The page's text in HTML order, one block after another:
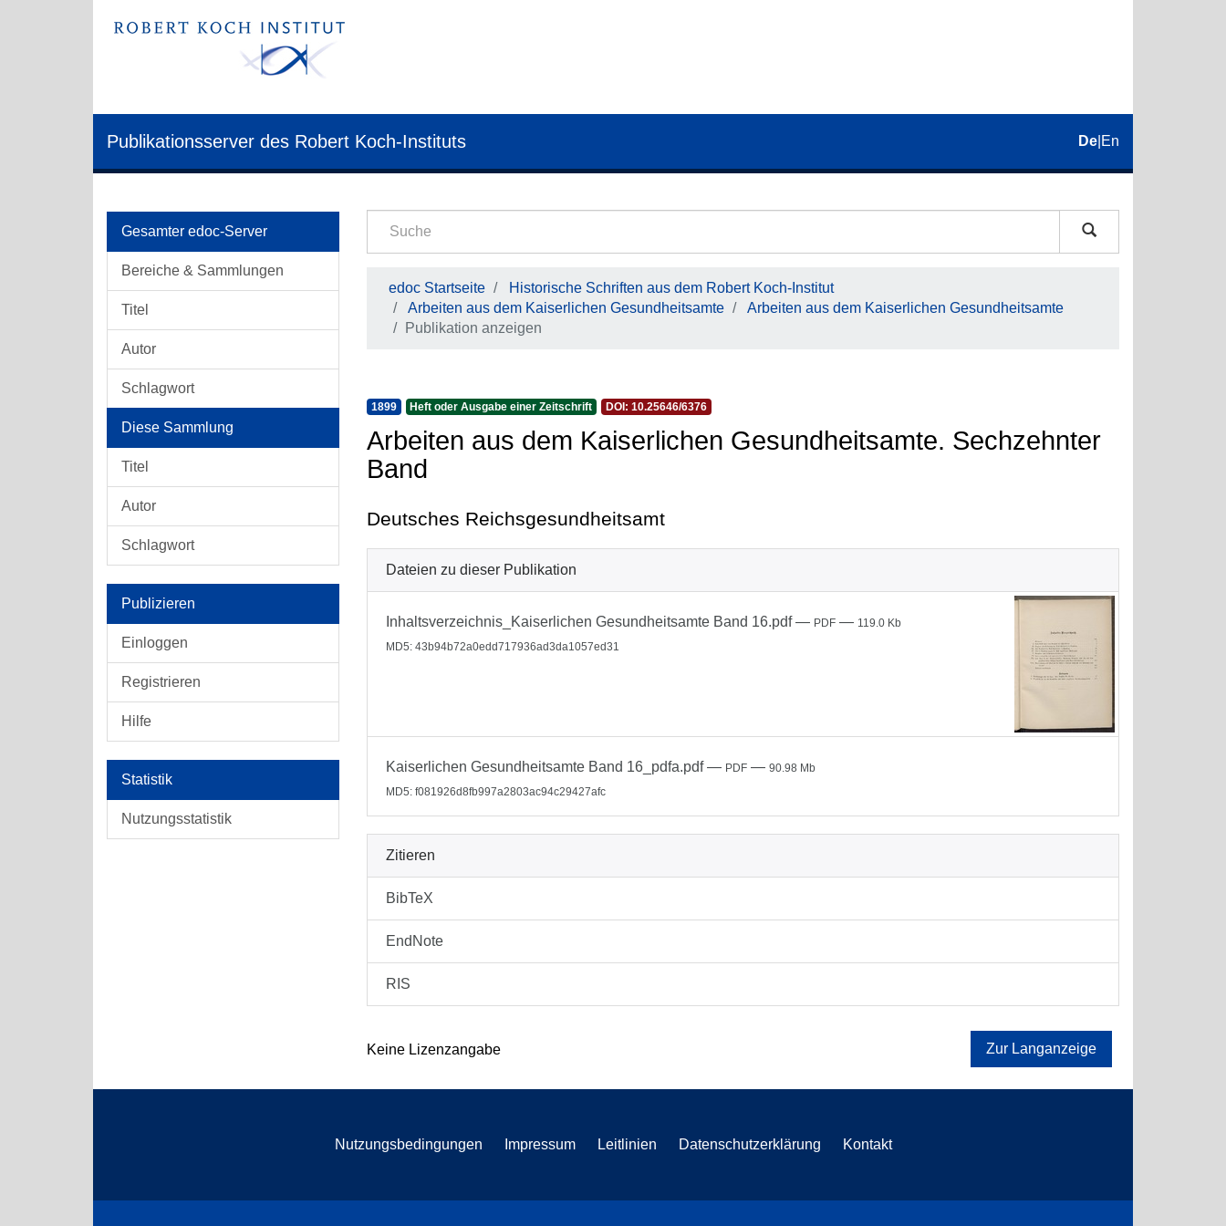
Publikationsserver des Robert Koch-Instituts De En
Gesamter edoc-Server
Bereiche & Sammlungen
Titel
Autor
Schlagwort
Diese Sammlung
Titel
Autor
Schlagwort
Publizieren
Einloggen
Registrieren
Hilfe
Statistik
Nutzungsstatistik
edoc Startseite
Historische Schriften aus dem Robert Koch-Institut
Arbeiten aus dem Kaiserlichen Gesundheitsamte
Arbeiten aus dem Kaiserlichen Gesundheitsamte
Publikation anzeigen
1899 Heft oder Ausgabe einer Zeitschrift DOI: 10.25646/6376
Arbeiten aus dem Kaiserlichen Gesundheitsamte. Sechzehnter
Band
Deutsches Reichsgesundheitsamt
Dateien zu dieser Publikation
Inhaltsverzeichnis_Kaiserlichen Gesundheitsamte Band 16.pdf— PDF — 119.0 Kb
MD5: 43b94b72a0edd717936ad3da1057ed31
Kaiserlichen Gesundheitsamte Band 16_pdfa.pdf— PDF — 90.98 Mb
MD5: f081926d8fb997a2803ac94c29427afc
Zitieren
BibTeX
EndNote
RIS
Keine Lizenzangabe Zur Langanzeige
Nutzungsbedingungen Impressum Leitlinien Datenschutzerklärung Kontakt